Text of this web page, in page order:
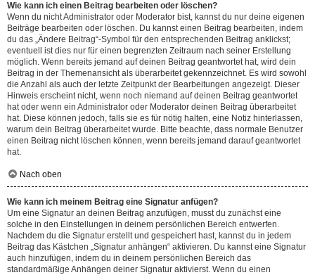
Wie kann ich einen Beitrag bearbeiten oder löschen?
Wenn du nicht Administrator oder Moderator bist, kannst du nur deine eigenen
Beiträge bearbeiten oder löschen. Du kannst einen Beitrag bearbeiten, indem
du das „Ändere Beitrag“-Symbol für den entsprechenden Beitrag anklickst;
eventuell ist dies nur für einen begrenzten Zeitraum nach seiner Erstellung
möglich. Wenn bereits jemand auf deinen Beitrag geantwortet hat, wird dein
Beitrag in der Themenansicht als überarbeitet gekennzeichnet. Es wird sowohl
die Anzahl als auch der letzte Zeitpunkt der Bearbeitungen angezeigt. Dieser
Hinweis erscheint nicht, wenn noch niemand auf deinen Beitrag geantwortet
hat oder wenn ein Administrator oder Moderator deinen Beitrag überarbeitet
hat. Diese können jedoch, falls sie es für nötig halten, eine Notiz hinterlassen,
warum dein Beitrag überarbeitet wurde. Bitte beachte, dass normale Benutzer
einen Beitrag nicht löschen können, wenn bereits jemand darauf geantwortet
hat.
Nach oben
Wie kann ich meinem Beitrag eine Signatur anfügen?
Um eine Signatur an deinen Beitrag anzufügen, musst du zunächst eine
solche in den Einstellungen in deinem persönlichen Bereich entwerfen.
Nachdem du die Signatur erstellt und gespeichert hast, kannst du in jedem
Beitrag das Kästchen „Signatur anhängen“ aktivieren. Du kannst eine Signatur
auch hinzufügen, indem du in deinem persönlichen Bereich das
standardmäßige Anhängen deiner Signatur aktivierst. Wenn du einen